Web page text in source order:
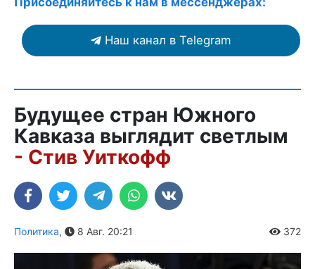
Наш канал в Telegram
Будущее стран Южного
Кавказа выглядит светлым
- Стив Уиткофф
Политика, 8 Авг. 20:21 372